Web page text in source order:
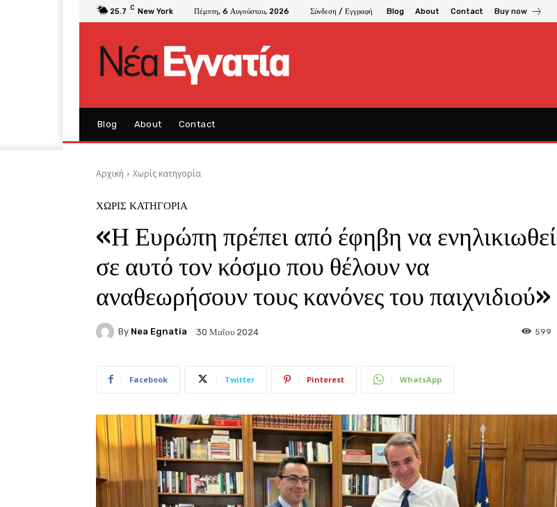
25.7 C New York Πέμπτη, 6 Αυγούστου, 2026 Σύνδεση / Εγγραφή Blog About Contact Buy now
Blog About Contact
Αρχική Χωρίς κατηγορία
ΧΩΡΊΣ ΚΑΤΗΓΟΡΊΑ
«Η Ευρώπη πρέπει από έφηβη να ενηλικιωθεί
σε αυτό τον κόσμο που θέλουν να
αναθεωρήσουν τους κανόνες του παιχνιδιού»
By Nea Egnatia 30 Μαΐου 2024 599
Facebook Twitter Pinterest WhatsApp